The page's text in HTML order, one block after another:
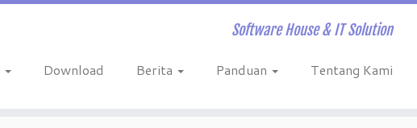
Software House & IT Solution
Download Berita Panduan Tentang Kami